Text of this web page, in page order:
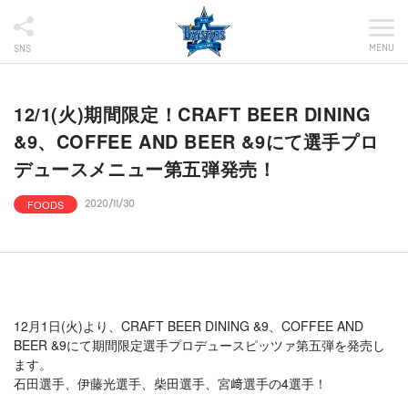
SNS MENU
12/1(火)期間限定！CRAFT BEER DINING
&9、COFFEE AND BEER &9にて選手プロ
デュースメニュー第五弾発売！
FOODS 2020/11/30
12月1日(火)より、CRAFT BEER DINING &9、COFFEE AND
BEER &9にて期間限定選手プロデュースピッツァ第五弾を発売し
ます。
石田選手、伊藤光選手、柴田選手、宮﨑選手の4選手！